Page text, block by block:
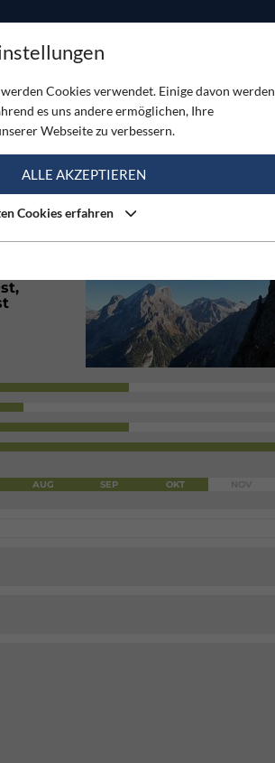
AUG SEP OKT
Cookies verwendet. Einige davon werden
es uns andere ermöglichen, Ihre
Webseite zu verbessern.
ALLE AKZEPTIEREN
Cookies erfahren